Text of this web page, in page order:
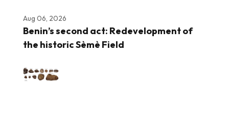
Aug 06, 2026
Benin’s second act: Redevelopment of
the historic Sèmè Field